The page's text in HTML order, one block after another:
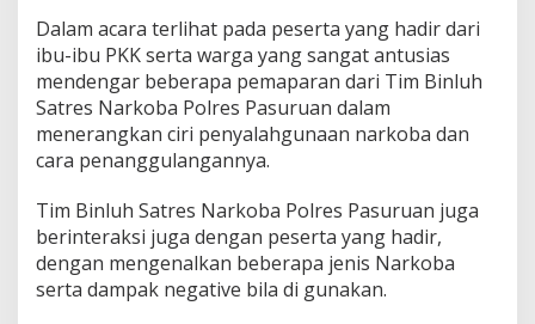
o
l
r
e
s
P
a
u
r
u
a
n
Dalam acara terlihat pada peserta yang hadir dari
ibu-ibu PKK serta warga yang sangat antusias
mendengar beberapa pemaparan dari Tim Binluh
Satres Narkoba Polres Pasuruan dalam
menerangkan ciri penyalahgunaan narkoba dan
cara penanggulangannya.
Tim Binluh Satres Narkoba Polres Pasuruan juga
berinteraksi juga dengan peserta yang hadir,
dengan mengenalkan beberapa jenis Narkoba
serta dampak negative bila di gunakan.